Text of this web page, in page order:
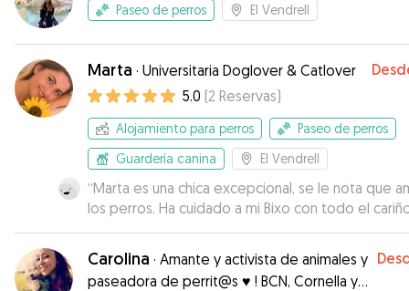
Paseo de perros El Vendrell
Marta · Universitaria Doglover & Catlover
5.0 (2 Reservas)
Alojamiento para perros
Paseo de perros
Guardería canina
El Vendrell
“Marta es una chica excepcional, se le nota que
los perros. Ha cuidado a mi Bixo con todo el
ha mantenido informados de como estaba en
momento. La recomiendo muchísimo. REPETIREMOS
SEGURO”
Carolina · Amante y activista de animales y
paseadora de perrit@s ♥ ! BCN, Cornella y